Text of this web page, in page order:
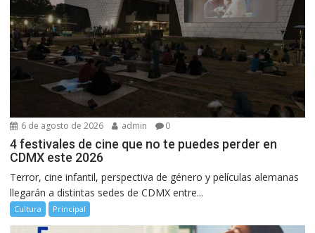
6 de agosto de 2026 admin 0
4 festivales de cine que no te puedes perder en
CDMX este 2026
Terror, cine infantil, perspectiva de género y películas alemanas
llegarán a distintas sedes de CDMX entre...
Cultura Principal